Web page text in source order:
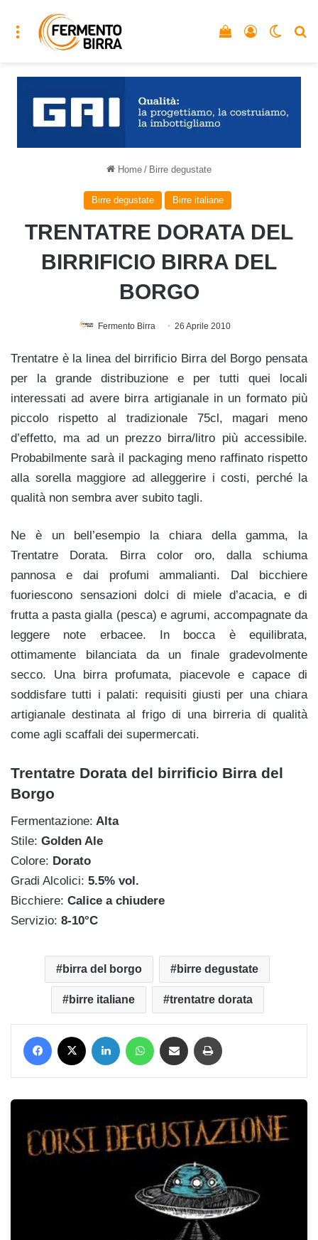
Menu Accedi
Vedi il carrello
Home / Birre degustate
Birre degustate Birre italiane
TRENTATRE DORATA DEL
BIRRIFICIO BIRRA DEL
BORGO
Fermento Birra 26 Aprile 2010
Trentatre è la linea del birrificio Birra del Borgo pensata
per la grande distribuzione e per tutti quei locali
interessati ad avere birra artigianale in un formato più
piccolo rispetto al tradizionale 75cl, magari meno
d’effetto, ma ad un prezzo birra/litro più accessibile.
Probabilmente sarà il packaging meno raffinato rispetto
alla sorella maggiore ad alleggerire i costi, perché la
qualità non sembra aver subito tagli.
Ne è un bell’esempio la chiara della gamma, la
Trentatre Dorata. Birra color oro, dalla schiuma
pannosa e dai profumi ammalianti. Dal bicchiere
fuoriescono sensazioni dolci di miele d’acacia, e di
frutta a pasta gialla (pesca) e agrumi, accompagnate da
leggere note erbacee. In bocca è equilibrata,
ottimamente bilanciata da un finale gradevolmente
secco. Una birra profumata, piacevole e capace di
soddisfare tutti i palati: requisiti giusti per una chiara
artigianale destinata al frigo di una birreria di qualità
come agli scaffali dei supermercati.
Trentatre Dorata del birrificio Birra del
Borgo
Fermentazione: Alta
Stile: Golden Ale
Colore: Dorato
Gradi Alcolici: 5.5% vol.
Bicchiere: Calice a chiudere
Servizio: 8-10°C
birra del borgo birre degustate
birre italiane trentatre dorata
Facebook LinkedIn WhatsApp Condividi via mail